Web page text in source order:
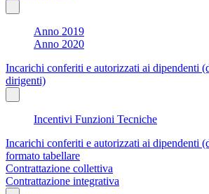
Anno 2019
Anno 2020
Incarichi conferiti e autorizzati ai dipendenti
dirigenti)
Incentivi Funzioni Tecniche
Incarichi conferiti e autorizzati ai dipendenti
formato tabellare
Contrattazione collettiva
Contrattazione integrativa